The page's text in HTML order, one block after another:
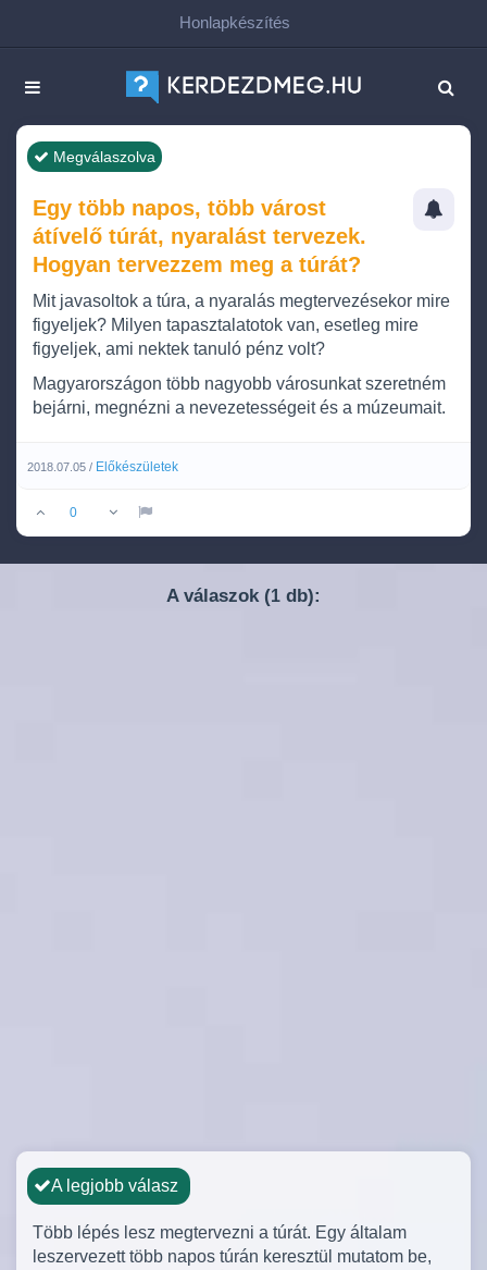
Honlapkészítés
Megválaszolva
Egy több napos, több várost
átívelő túrát, nyaralást tervezek.
Hogyan tervezzem meg a túrát?
Mit javasoltok a túra, a nyaralás megtervezésekor mire
figyeljek? Milyen tapasztalatotok van, esetleg mire
figyeljek, ami nektek tanuló pénz volt?
Magyarországon több nagyobb városunkat szeretném
bejárni, megnézni a nevezetességeit és a múzeumait.
2018.07.05 / Előkészületek
0
A válaszok (1 db):
A legjobb válasz
Több lépés lesz megtervezni a túrát. Egy általam
leszervezett több napos túrán keresztül mutatom be,